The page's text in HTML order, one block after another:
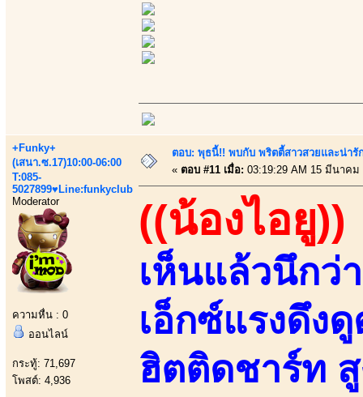
+Funky+
(เสนา.ซ.17)10:00-06:00
T:085-
5027899♥Line:funkyclub
Moderator
ความหื่น : 0
ออนไลน์
กระทู้: 71,697
โพสต์: 4,936
ตอบ: พุธนี้!! พบกับ พริตตี้สาวสวยและน่า
« ตอบ #11 เมื่อ: 03:19:29 AM 15 มีนาคม
((น้องไอยู))
เห็นแล้วนึกว่
เอ็กซ์แรงดึง
ฮิตติดชาร์ท